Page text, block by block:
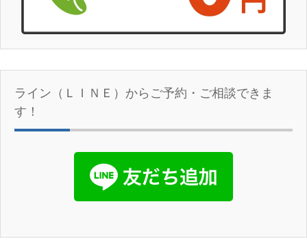
ライン（ＬＩＮＥ）からご予約・ご相談できま
す！